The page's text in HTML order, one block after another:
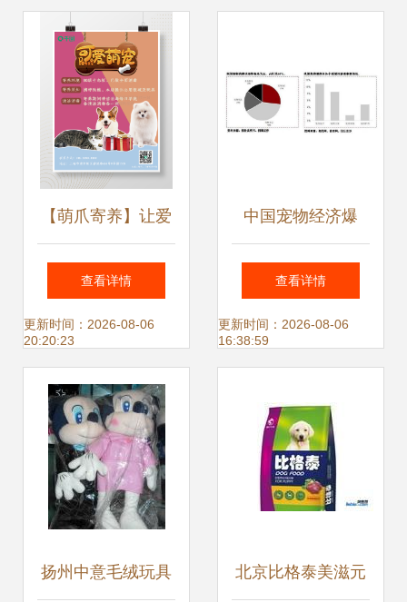
【萌爪寄养】让爱
宠享受梦幻假期
——宠物寄养服务
全新上线
查看详情
更新时间：2026-08-06
20:20:23
中国宠物经济爆
发，宠物咬胶ODM
龙头进军国内市场
局
查看详情
更新时间：2026-08-06
16:38:59
扬州中意毛绒玩具 北京比格泰美滋元